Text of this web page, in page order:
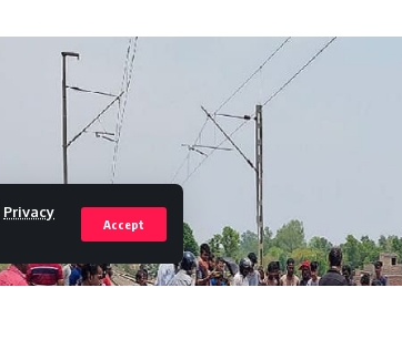
Privacy
Accept